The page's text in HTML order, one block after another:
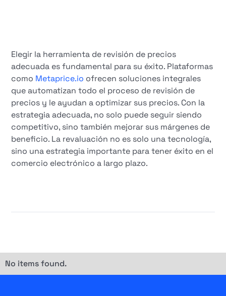
Elegir la herramienta de revisión de precios
adecuada es fundamental para su éxito. Plataformas
como Metaprice.io ofrecen soluciones integrales
que automatizan todo el proceso de revisión de
precios y le ayudan a optimizar sus precios. Con la
estrategia adecuada, no solo puede seguir siendo
competitivo, sino también mejorar sus márgenes de
beneficio. La revaluación no es solo una tecnología,
sino una estrategia importante para tener éxito en el
comercio electrónico a largo plazo.
No items found.